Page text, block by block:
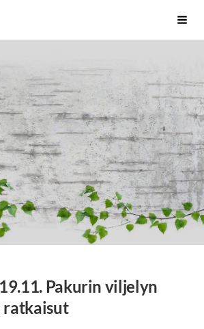
Pakurin viljelyn
ratkaisut